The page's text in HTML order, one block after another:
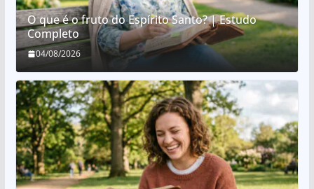
O que é o fruto do Espírito Santo? | Estudo
Completo
04/08/2026